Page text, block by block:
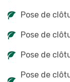
Pose de
Pose de
Pose de
Pose de